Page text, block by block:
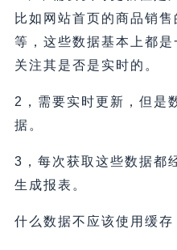
比如网站首页的商品销
等，这些数据基本上都
关注其是否是实时的。
2，需要实时更新，但是
据。
3，每次获取这些数据都
生成报表。
什么数据不应该使用缓存